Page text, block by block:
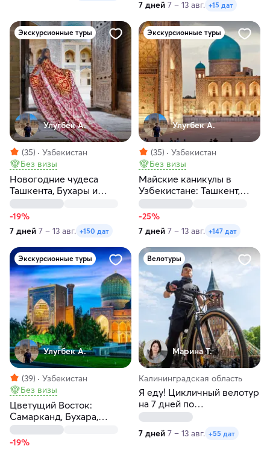
7 дней 7 – 13 авг. +15 дат
Экскурсионные туры
Улугбек А.
(35)
Узбекистан
Без визы
Новогодние чудеса
Ташкента, Бухары и
Самарканда за 7 дней
-19%
7 дней 7 – 13 авг. +150 дат
Экскурсионные туры
Улугбек А.
(35)
Узбекистан
Без визы
Майские каникулы в
Узбекистане: Ташкент,
Самарканд, Бухара
-25%
7 дней 7 – 13 авг. +147 дат
Экскурсионные туры
Улугбек А.
(39)
Узбекистан
Без визы
Цветущий Восток:
Самарканд, Бухара,
Ташкент за 7 дней
-19%
Велотуры
Марина Т.
Калининградская область
Я еду! Цикличный велотур
на 7 дней по
Калининградской области
7 дней 7 – 13 авг. +55 дат